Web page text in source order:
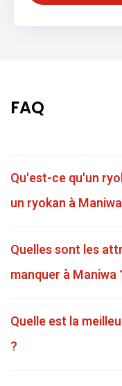
FAQ
Qu'est-ce qu'un
un ryokan à
Quelles sont les
manquer à Maniwa
Quelle est la
?